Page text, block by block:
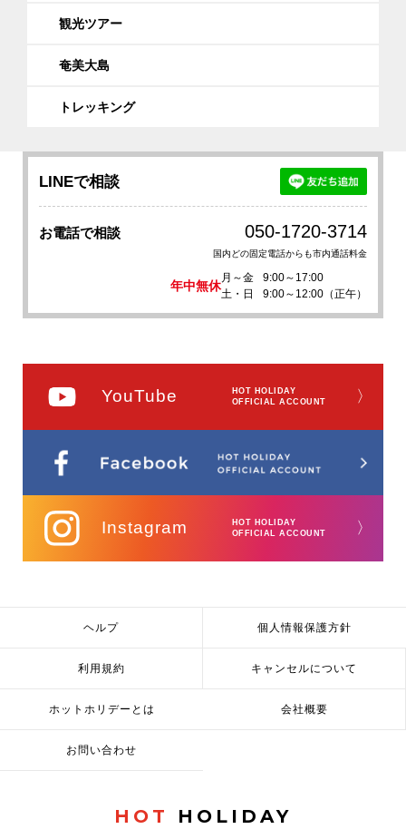
観光ツアー
奄美大島
トレッキング
LINEで相談
お電話で相談 050-1720-3714
国内どの固定電話からも市内通話料金
年中無休
月～金
9:00～17:00
土・日
9:00～12:00（正午）
YouTube
HOT HOLIDAY
OFFICIAL ACCOUNT
〉
Instagram
HOT HOLIDAY
OFFICIAL ACCOUNT
〉
ヘルプ 個人情報保護方針
利用規約 キャンセルについて
ホットホリデーとは 会社概要
お問い合わせ
HOT HOLIDAY